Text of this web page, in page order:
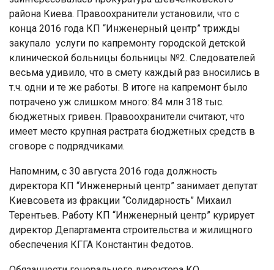
района Киева. Правоохранители установили, что с
конца 2016 года КП “Инженерный центр” трижды
закупало услуги по капремонту городской детской
клинической больницы больницы №2. Следователей
весьма удивило, что в смету каждый раз вносились в
т.ч. одни и те же работы. В итоге на капремонт было
потрачено уж слишком много: 84 млн 318 тыс.
бюджетных гривен. Правоохранители считают, что
имеет место крупная растрата бюджетных средств в
сговоре с подрядчиками.
Напомним, с 30 августа 2016 года должность
директора КП “Инженерный центр” занимает депутат
Киевсовета из фракции “Солидарность” Михаил
Терентьев. Работу КП “Инженерный центр” курирует
директор Департамента строительства и жилищного
обеспечения КГГА Константин Федотов.